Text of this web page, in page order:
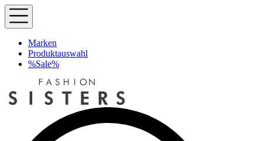
Marken
Produktauswahl
%Sale%